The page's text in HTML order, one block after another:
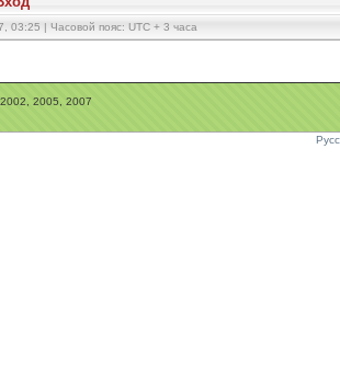
03:25 | Часовой пояс: UTC + 3 часа
2005, 2007